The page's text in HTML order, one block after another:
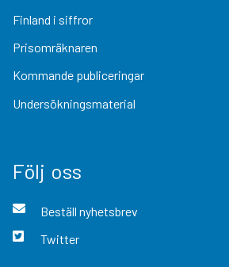
Finland i siffror
Prisomräknaren
Kommande publiceringar
Undersökningsmaterial
Följ oss
Beställ nyhetsbrev
Twitter